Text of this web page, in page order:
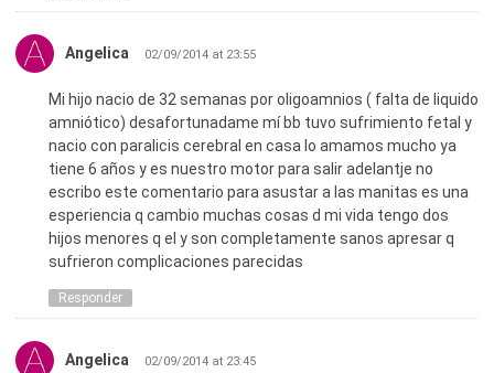
Angelica 02/09/2014 at 23:55
Mi hijo nacio de 32 semanas por oligoamnios ( falta de liquido
amniótico) desafortunadame mí bb tuvo sufrimiento fetal y
nacio con paralicis cerebral en casa lo amamos mucho ya
tiene 6 años y es nuestro motor para salir adelantje no
escribo este comentario para asustar a las manitas es una
esperiencia q cambio muchas cosas d mi vida tengo dos
hijos menores q el y son completamente sanos apresar q
sufrieron complicaciones parecidas
Responder
Angelica 02/09/2014 at 23:45